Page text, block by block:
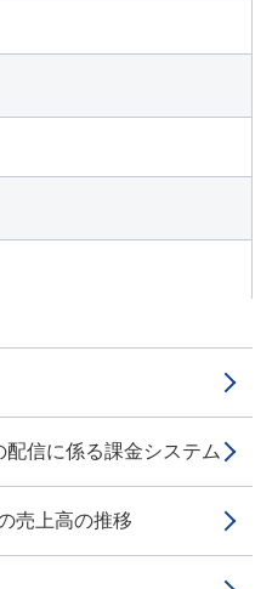
信に係る課金システム
売上高の推移